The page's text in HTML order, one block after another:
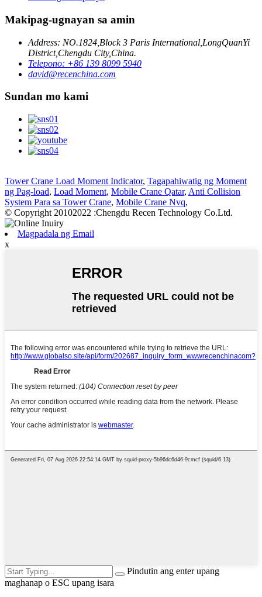
Makipag-ugnayan sa amin
Address: NO.1824,Block 3 Paris International,LongQuanYi
District,Chengdu City,China.
Telepono: +86 139 8099 5940
david@recenchina.com
Sundan mo kami
Tower Crane Load Moment Indicator, Tagapahiwatig ng Moment
ng Pag-load, Load Moment, Mobile Crane Qatar, Anti Collision
System Para sa Tower Crane, Mobile Crane Nvq,
© Copyright 20102022 :Chengdu Recen Technology Co.Ltd.
Magpadala ng Email
x
Pindutin ang enter upang
maghanap o ESC upang isara